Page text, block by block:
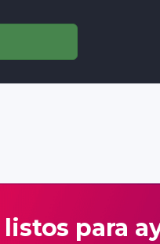
de sus funciones
de Tratamiento de
y sus derechos como
confiable, veraz, exacta y
listos para